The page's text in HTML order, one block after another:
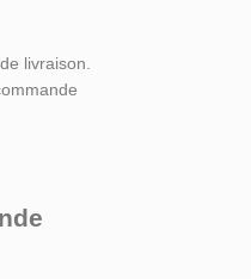
livraison.